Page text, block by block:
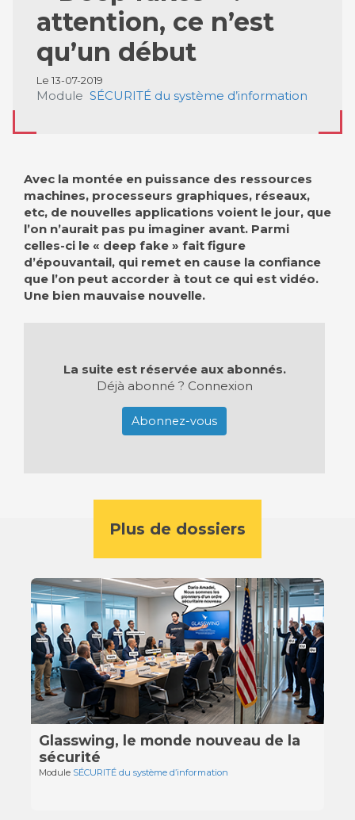
attention, ce n’est
qu’un début
Le 13-07-2019
Module SÉCURITÉ du système d’information
Avec la montée en puissance des ressources
machines, processeurs graphiques, réseaux,
etc, de nouvelles applications voient le jour, que
l’on n’aurait pas pu imaginer avant. Parmi
celles-ci le « deep fake » fait figure
d’épouvantail, qui remet en cause la confiance
que l’on peut accorder à tout ce qui est vidéo.
Une bien mauvaise nouvelle.
La suite est réservée aux abonnés.
Déjà abonné ? Connexion
Abonnez-vous
Plus de dossiers
Glasswing, le monde nouveau de la
sécurité
Module SÉCURITÉ du système d’information